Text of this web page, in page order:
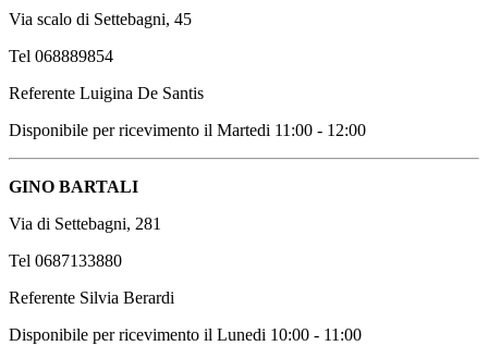
Via scalo di Settebagni, 45
Tel 068889854
Referente Luigina De Santis
Disponibile per ricevimento il Martedi 11:00 - 12:00
GINO BARTALI
Via di Settebagni, 281
Tel 0687133880
Referente Silvia Berardi
Disponibile per ricevimento il Lunedi 10:00 - 11:00